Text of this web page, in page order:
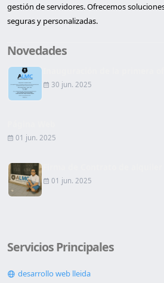
gestión de servidores. Ofrecemos
seguras y personalizadas.
Novedades
30 jun. 2025
01 jun. 2025
01 jun. 2025
Servicios Principales
desarrollo web lleida